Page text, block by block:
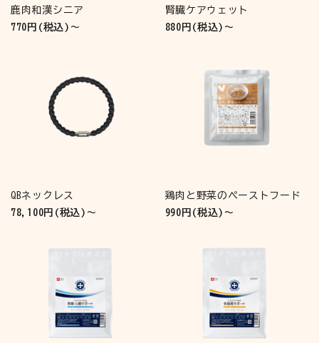
鹿肉和漢シニア
770円(税込)～
腎臓ケアウェット
880円(税込)～
QBネックレス
78,100円(税込)～
鶏肉と野菜のペーストフード
990円(税込)～